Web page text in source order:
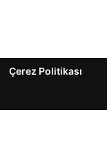
Çerez Politikası